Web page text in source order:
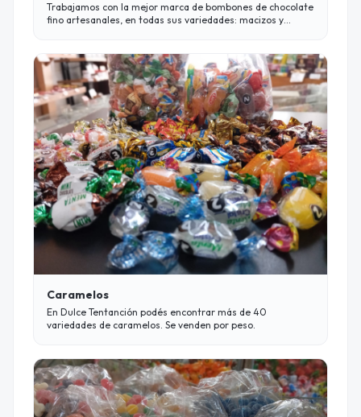
Trabajamos con la mejor marca de bombones de chocolate
fino artesanales, en todas sus variedades: macizos y
Caramelos
En Dulce Tentanción podés encontrar más de 40
variedades de caramelos. Se venden por peso.